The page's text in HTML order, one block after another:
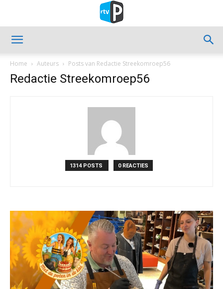
Home Auteurs Posts van Redactie Streekomroep56
Redactie Streekomroep56
1314 POSTS 0 REACTIES